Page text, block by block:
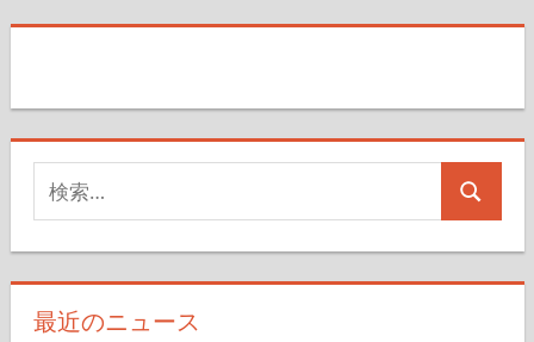
ペ
ー
送
り
記
索
対
象:
検
最近のニュース